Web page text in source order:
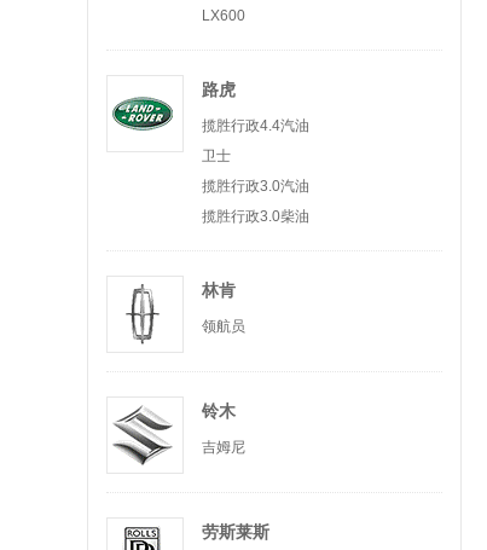
LX600
路虎
揽胜行政4.4汽油
卫士
揽胜行政3.0汽油
揽胜行政3.0柴油
林肯
领航员
铃木
吉姆尼
劳斯莱斯